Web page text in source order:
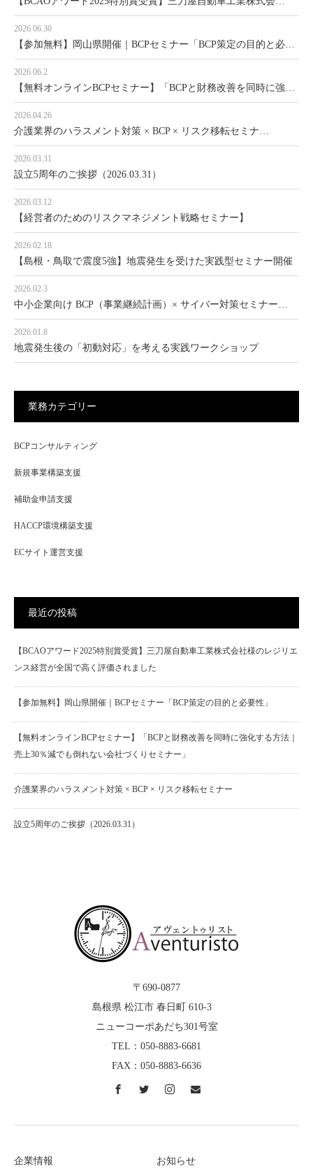
2026.06.30
【参加無料】岡山県開催｜BCPセミナー「BCP策定の目的と必…
2026.06.2
【無料オンラインBCPセミナー】「BCPと財務改善を同時に強…
2026.04.26
介護業界のハラスメント対策 × BCP × リスク移転セミナ…
2026.03.31
設立5周年のご挨拶（2026.03.31）
2026.03.12
【経営者のためのリスクマネジメント戦略セミナー】
2026.02.18
【島根・鳥取で震度5強】地震発生を受けた実践型セミナー開催
2026.02.3
中小企業向け BCP（事業継続計画）× サイバー対策セミナー…
2026.01.8
地震発生後の「初動対応」を考える実践ワークショップ
業務カテゴリー
BCPコンサルティング
新規事業構築支援
補助金申請支援
HACCP環境構築支援
ECサイト運営支援
最近の投稿
【BCAOアワード2025特別賞受賞】三刀屋自動車工業株式会社様のレジリエ
ンス経営が全国で高く評価されました
【参加無料】岡山県開催｜BCPセミナー「BCP策定の目的と必要性」
【無料オンラインBCPセミナー】「BCPと財務改善を同時に強化する方法｜
売上30％減でも倒れない会社づくりセミナー」
介護業界のハラスメント対策 × BCP × リスク移転セミナー
設立5周年のご挨拶（2026.03.31）
〒690-0877
島根県 松江市 春日町 610-3
ニューコーポあだち301号室
TEL：050-8883-6681
FAX：050-8883-6636
企業情報 お知らせ